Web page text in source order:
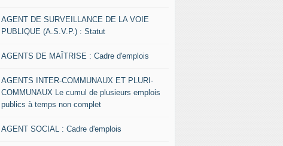
AGENT DE SURVEILLANCE DE LA VOIE
PUBLIQUE (A.S.V.P.) : Statut
AGENTS DE MAÎTRISE : Cadre d'emplois
AGENTS INTER-COMMUNAUX ET PLURI-
COMMUNAUX Le cumul de plusieurs emplois
publics à temps non complet
AGENT SOCIAL : Cadre d'emplois